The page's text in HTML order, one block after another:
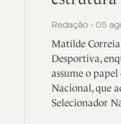
Redação - 05
Matilde
Desportiva,
assume o
Nacional, que
Selecionador